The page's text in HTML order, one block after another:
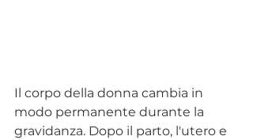
Il corpo della donna cambia in
modo permanente durante la
gravidanza. Dopo il parto, l'utero e